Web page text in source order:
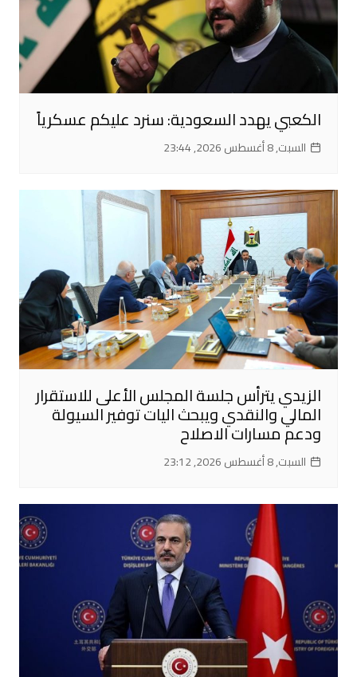
الكعبي يهدد السعودية: سنرد عليكم عسكرياً
السبت, 8 أغسطس 2026, 23:44
الزيدي يترأس جلسة المجلس الأعلى للاستقرار
المالي والنقدي ويبحث اليات توفير السيولة
ودعم مسارات الاصلاح
السبت, 8 أغسطس 2026, 23:12